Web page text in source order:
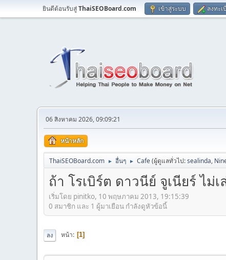
ยินดีต้อนรับสู่ThaiSEOBoard.com เข้าสู่ระบบ ลงทะเ
06 สิงหาคม 2026, 09:09:21
หน้าหลัก
ThaiSEOBoard.com ► อื่นๆ ► Cafe(ผู้ดูแลทั่วไป:sealinda,
ถ้า โรเบิร์ต ดาวนีย์ จูเนียร์ ไ
เริ่มโดย pinitko, 10 พฤษภาคม 2013, 19:15:39
0 สมาชิก และ 1 ผู้มาเยือน กำลังดูหัวข้อนี้
ลง หน้า 1